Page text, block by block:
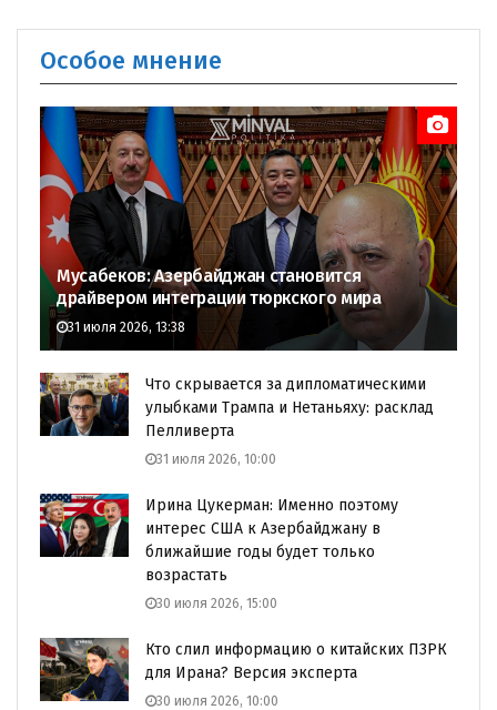
Особое мнение
Мусабеков: Азербайджан становится
драйвером интеграции тюркского мира
31 июля 2026, 13:38
Что скрывается за дипломатическими
улыбками Трампа и Нетаньяху: расклад
Пелливерта
31 июля 2026, 10:00
Ирина Цукерман: Именно поэтому
интерес США к Азербайджану в
ближайшие годы будет только
возрастать
30 июля 2026, 15:00
Кто слил информацию о китайских ПЗРК
для Ирана? Версия эксперта
30 июля 2026, 10:00